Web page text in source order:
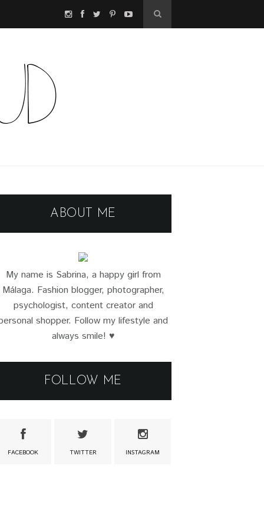
ABOUT ME
My name is Sabrina, a happy girl from
Málaga. Fashion blogger, photographer,
psychologist, content creator and
shopper. Follow my lifestyle and
always smile! ♥
FOLLOW ME
FACEBOOK TWITTER INSTAGRAM